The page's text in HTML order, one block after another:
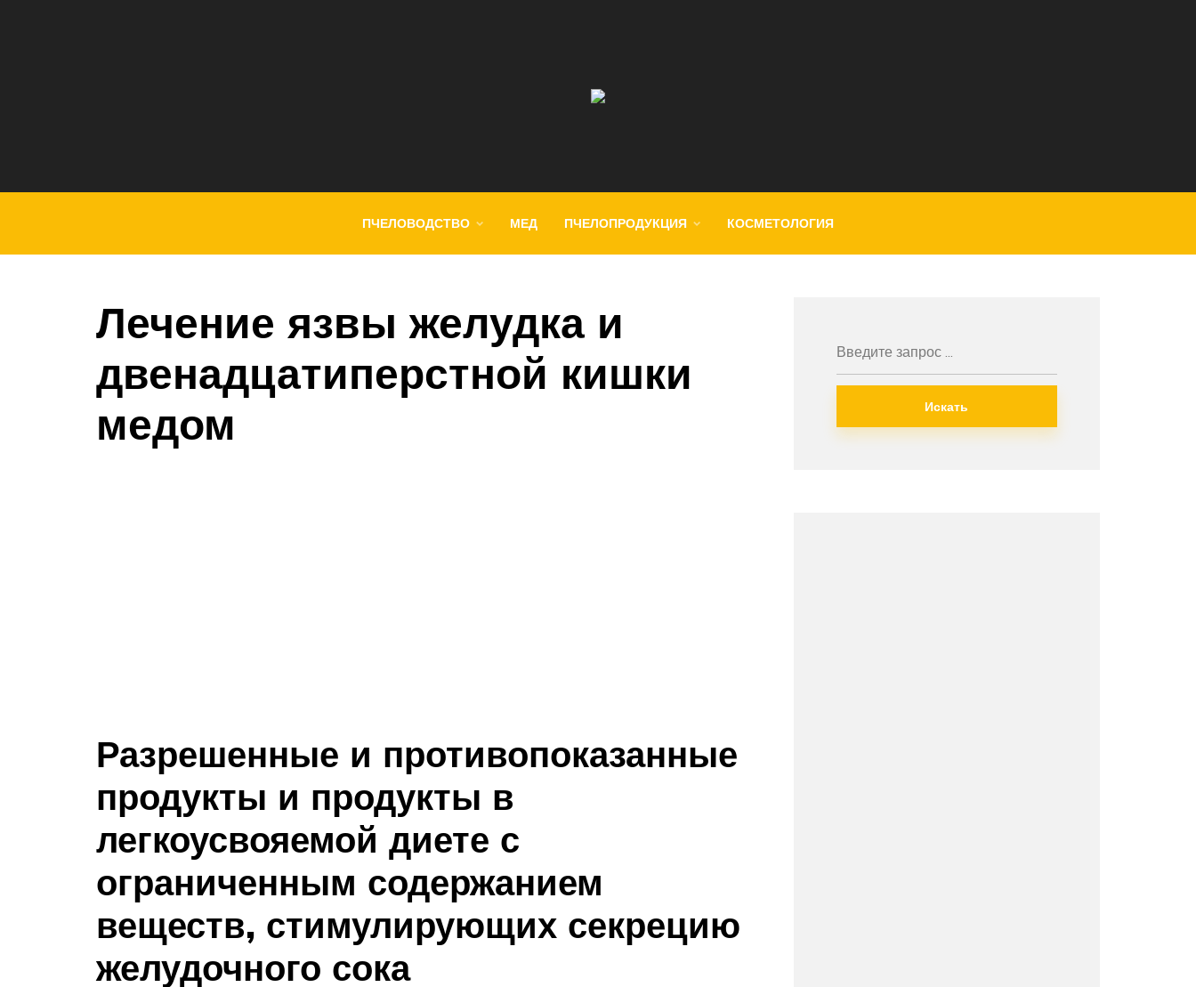
ПЧЕЛОВОДСТВО МЕД ПЧЕЛОПРОДУКЦИЯ КОСМЕТОЛОГИЯ
Лечение язвы желудка и
двенадцатиперстной кишки
медом
Разрешенные и противопоказанные
продукты и продукты в
легкоусвояемой диете с
ограниченным содержанием
веществ, стимулирующих секрецию
желудочного сока
Искать